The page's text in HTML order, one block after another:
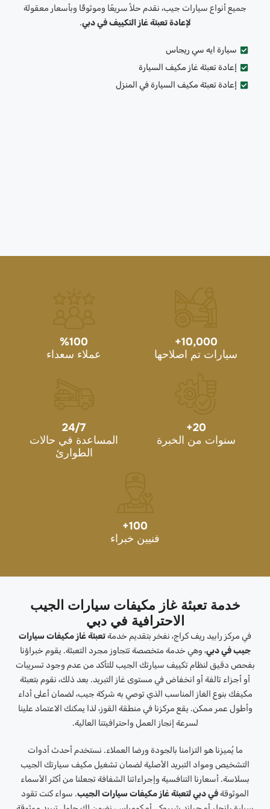
جميع أنواع سيارات جيب، نقدم حلاً سريعًا وموثوقًا وبأسعار معقولة
لإعادة تعبئة غاز التكييف في دبي.
سيارة ايه سي ريجاس
إعادة تعبئة غاز مكيف السيارة
إعادة تعبئة مكيف السيارة في المنزل
10,000
+
سيارات تم اصلاحها
100
%
عملاء سعداء
20
+
سنوات من الخبرة
24/7
المساعدة في حالات
الطوارئ
100
+
فنيين خبراء
خدمة تعبئة غاز مكيفات سيارات الجيب
الاحترافية في دبي
في مركز رابيد ريف كراج، نفخر بتقديم خدمةتعبئة غاز مكيفات سيارات
جيب في دبي، وهي خدمة متخصصة تتجاوز مجرد التعبئة. يقوم خبراؤنا
بفحص دقيق لنظام تكييف سيارتك الجيب للتأكد من عدم وجود تسريبات
أو أجزاء تالفة أو انخفاض في مستوى غاز التبريد. بعد ذلك، نقوم بتعبئة
مكيفك بنوع الغاز المناسب الذي توصي به شركة جيب، لضمان أعلى أداء
وأطول عمر ممكن. يقع مركزنا في منطقة القوز، لذا يمكنك الاعتماد علينا
لسرعة إنجاز العمل واحترافيتنا العالية.
ما يُميزنا هو التزامنا بالجودة ورضا العملاء. نستخدم أحدث أدوات
التشخيص ومواد التبريد الأصلية لضمان تشغيل مكيف سيارتك الجيب
بسلاسة. أسعارنا التنافسية وإجراءاتنا الشفافة تجعلنا من أكثر الأسماء
الموثوقةفي دبي لتعبئة غاز مكيفات سيارات الجيب. سواء كنت تقود